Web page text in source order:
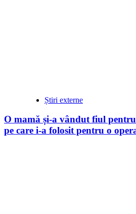
Știri externe
O mamă și-a vândut fiul
pe care i-a folosit pentru o